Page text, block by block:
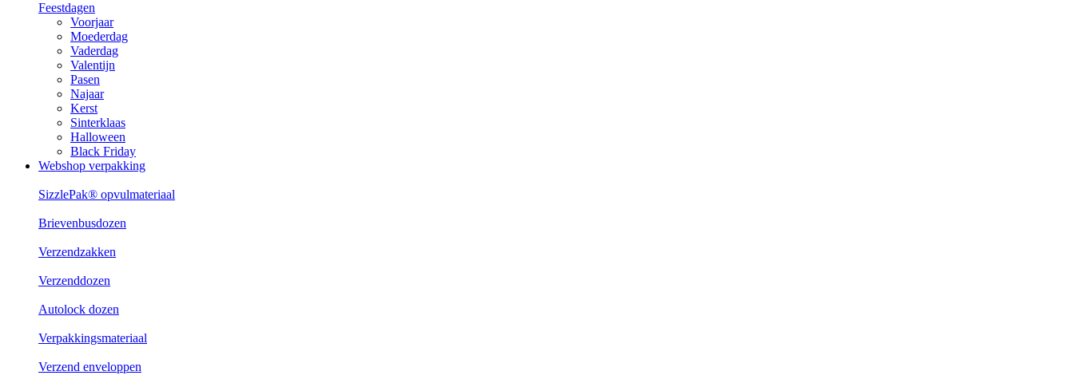
Feestdagen
Voorjaar
Moederdag
Vaderdag
Valentijn
Pasen
Najaar
Kerst
Sinterklaas
Halloween
Black Friday
Webshop verpakking
SizzlePak® opvulmateriaal
Brievenbusdozen
Verzendzakken
Verzenddozen
Autolock dozen
Verpakkingsmateriaal
Verzend enveloppen